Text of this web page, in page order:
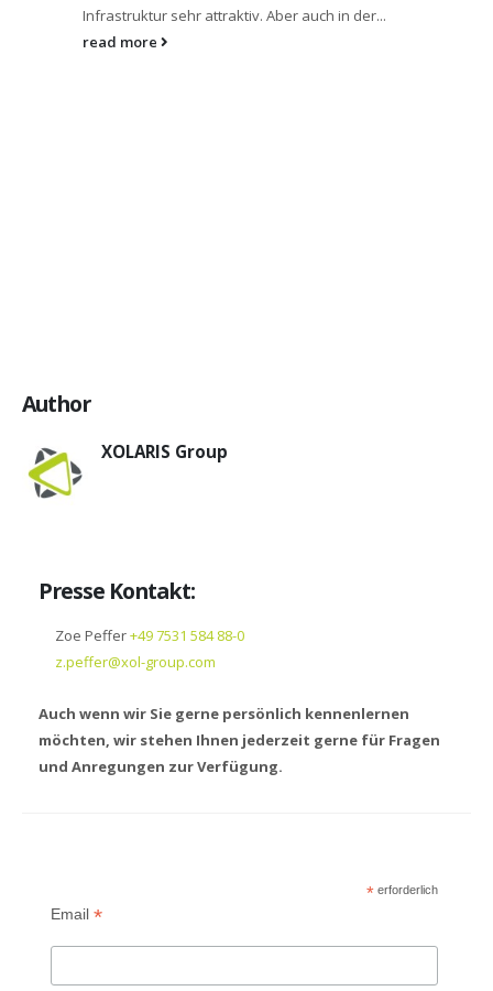
Infrastruktur sehr attraktiv. Aber auch in der...
read more
Author
XOLARIS Group
Presse Kontakt:
Zoe Peffer+49 7531 584 88-0
z.peffer@xol-group.com
Auch wenn wir Sie gerne persönlich kennenlernen
möchten, wir stehen Ihnen jederzeit gerne für Fragen
und Anregungen zur Verfügung.
* erforderlich
Email*